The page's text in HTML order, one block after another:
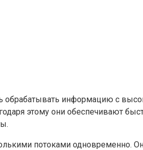
обрабатывать информацию с
этому они обеспечивают
потоками одновременно.